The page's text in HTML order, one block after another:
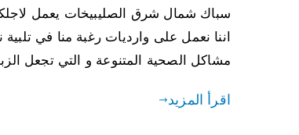
سباك شمال شرق الصليبيخات يعمل
اننا نعمل على وارديات رغبة منا في
مشاكل الصحية المتنوعة و التي تجعل
اقرأ المزيد